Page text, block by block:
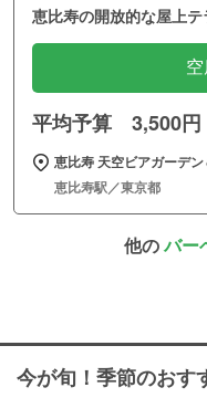
恵比寿の開放的な屋上
平均予算 3,500円
恵比寿 天空ビアガーデ
恵比寿駅／東京都
他のバー
今が旬！季節のおす